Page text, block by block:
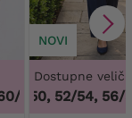
62,48/50, 52/
NOVI
Dostupne
48/50, 52/54, 56/